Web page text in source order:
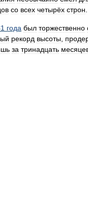
со всех четырёх строн.
года был торжественно
рекорд высоты,
за тринадцать